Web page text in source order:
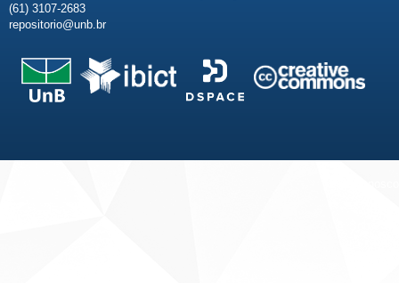
(61) 3107-2683
repositorio@unb.br